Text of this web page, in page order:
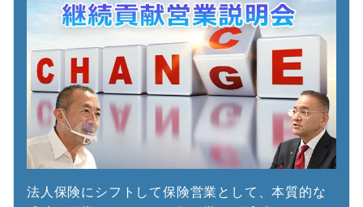
法人保険にシフトして保険営業として、本質的な